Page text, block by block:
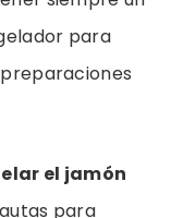
para
el jamón
para